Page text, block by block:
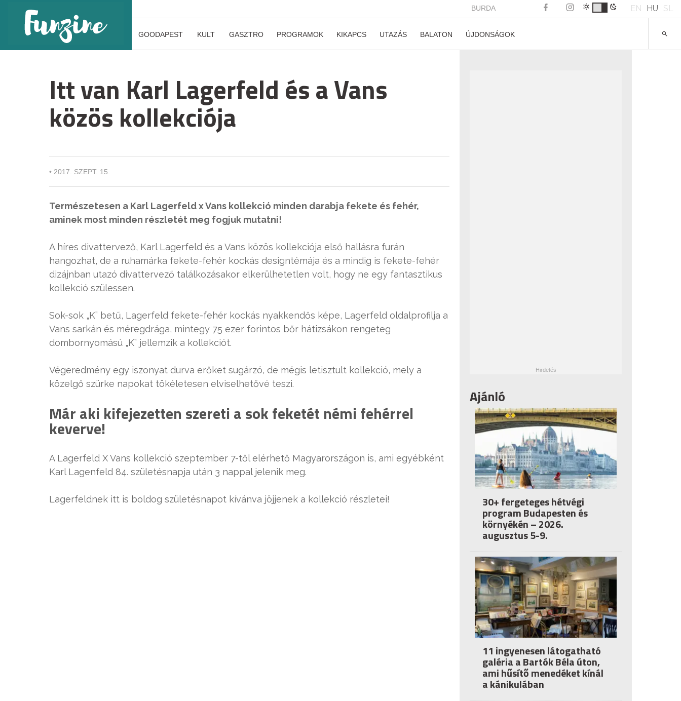
BURDA EN HU SL
GOODAPEST KULT GASZTRO PROGRAMOK KIKAPCS UTAZÁS BALATON ÚJDONSÁGOK
Itt van Karl Lagerfeld és a Vans
közös kollekciója
• 2017. SZEPT. 15.
Természetesen a Karl Lagerfeld x Vans kollekció minden darabja fekete és fehér,
aminek most minden részletét meg fogjuk mutatni!
A híres divattervező, Karl Lagerfeld és a Vans közös kollekciója első hallásra furán
hangozhat, de a ruhamárka fekete-fehér kockás designtémája és a mindig is fekete-fehér
dizájnban utazó divattervező találkozásakor elkerülhetetlen volt, hogy ne egy fantasztikus
kollekció szülessen.
Sok-sok „K” betű, Lagerfeld fekete-fehér kockás nyakkendős képe, Lagerfeld oldalprofilja a
Vans sarkán és méregdrága, mintegy 75 ezer forintos bőr hátizsákon rengeteg
dombornyomású „K” jellemzik a kollekciót.
Végeredmény egy iszonyat durva erőket sugárzó, de mégis letisztult kollekció, mely a
közelgő szürke napokat tökéletesen elviselhetővé teszi.
Már aki kifejezetten szereti a sok feketét némi fehérrel
keverve!
A Lagerfeld X Vans kollekció szeptember 7-től elérhető Magyarországon is, ami egyébként
Karl Lagenfeld 84. születésnapja után 3 nappal jelenik meg.
Lagerfeldnek itt is boldog születésnapot kívánva jöjjenek a kollekció részletei!
Ajánló
30+ fergeteges hétvégi
program Budapesten és
környékén – 2026.
augusztus 5-9.
11 ingyenesen látogatható
galéria a Bartók Béla úton,
ami hűsítő menedéket kínál
a kánikulában